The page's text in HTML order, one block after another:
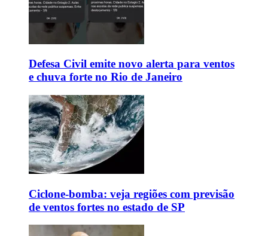
Defesa Civil emite novo alerta para ventos
e chuva forte no Rio de Janeiro
Ciclone-bomba: veja regiões com previsão
de ventos fortes no estado de SP